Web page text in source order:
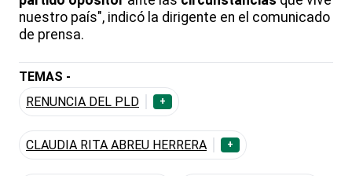
nuestro país", indicó la dirigente en el comunicado
de prensa.
TEMAS -
RENUNCIA DEL PLD
+
CLAUDIA RITA ABREU HERRERA +